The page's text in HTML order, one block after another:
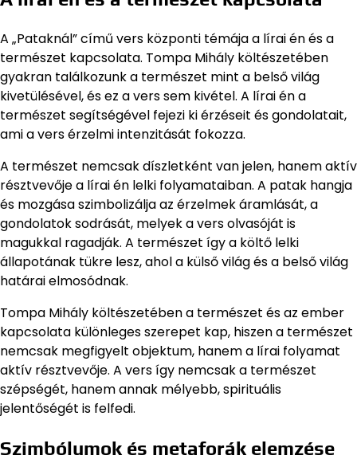
A „Pataknál” című vers központi témája a lírai én és a
természet kapcsolata. Tompa Mihály költészetében
gyakran találkozunk a természet mint a belső világ
kivetülésével, és ez a vers sem kivétel. A lírai én a
természet segítségével fejezi ki érzéseit és gondolatait,
ami a vers érzelmi intenzitását fokozza.
A természet nemcsak díszletként van jelen, hanem aktív
résztvevője a lírai én lelki folyamataiban. A patak hangja
és mozgása szimbolizálja az érzelmek áramlását, a
gondolatok sodrását, melyek a vers olvasóját is
magukkal ragadják. A természet így a költő lelki
állapotának tükre lesz, ahol a külső világ és a belső világ
határai elmosódnak.
Tompa Mihály költészetében a természet és az ember
kapcsolata különleges szerepet kap, hiszen a természet
nemcsak megfigyelt objektum, hanem a lírai folyamat
aktív résztvevője. A vers így nemcsak a természet
szépségét, hanem annak mélyebb, spirituális
jelentőségét is felfedi.
Szimbólumok és metaforák elemzése